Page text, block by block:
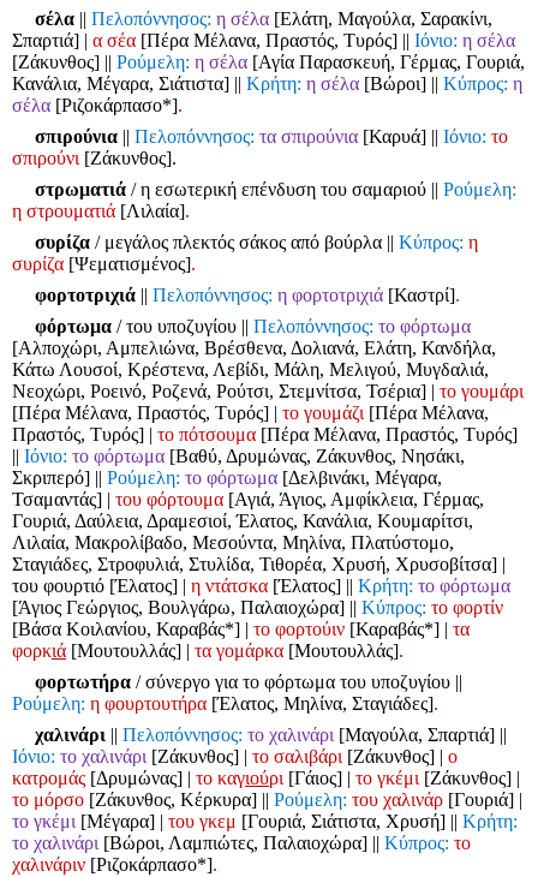
σέλα || Πελοπόννησος: η σέλα [Ελάτη, Μαγούλα, Σαρακίνι,
Σπαρτιά] | α σέα [Πέρα Μέλανα, Πραστός, Τυρός] || Ιόνιο: η σέλα
[Ζάκυνθος] || Ρούμελη: η σέλα [Αγία Παρασκευή, Γέρμας, Γουριά,
Κανάλια, Μέγαρα, Σιάτιστα] || Κρήτη: η σέλα [Βώροι] || Κύπρος: η
σέλα [Ριζοκάρπασο*].
σπιρούνια || Πελοπόννησος: τα σπιρούνια[Καρυά] || Ιόνιο: το
σπιρούνι [Ζάκυνθος].
στρωματιά/ η εσωτερική επένδυση του σαμαριού || Ρούμελη:
η στρουματιά [Λιλαία].
συρίζα/ μεγάλος πλεκτός σάκος από βούρλα || Κύπρος: η
συρίζα [Ψεματισμένος].
φορτοτριχιά || Πελοπόννησος: η φορτοτριχιά [Καστρί].
φόρτωμα/ του υποζυγίου || Πελοπόννησος: το φόρτωμα
[Αλποχώρι, Αμπελιώνα, Βρέσθενα, Δολιανά, Ελάτη, Κανδήλα,
Κάτω Λουσοί, Κρέστενα, Λεβίδι, Μάλη, Μελιγού, Μυγδαλιά,
Νεοχώρι, Ροεινό, Ροζενά, Ρούτσι, Στεμνίτσα, Τσέρια] | το γουμάρι
[Πέρα Μέλανα, Πραστός, Τυρός] | το γουμάζι [Πέρα Μέλανα,
Πραστός, Τυρός] | το πότσουμα [Πέρα Μέλανα, Πραστός, Τυρός]
|| Ιόνιο: το φόρτωμα [Βαθύ, Δρυμώνας, Ζάκυνθος, Νησάκι,
Σκριπερό] || Ρούμελη: το φόρτωμα [Δελβινάκι, Μέγαρα,
Τσαμαντάς] | του φόρτουμα [Αγιά, Άγιος, Αμφίκλεια, Γέρμας,
Γουριά, Δαύλεια, Δραμεσιοί, Έλατος, Κανάλια, Κουμαρίτσι,
Λιλαία, Μακρολίβαδο, Μεσούντα, Μηλίνα, Πλατύστομο,
Σταγιάδες, Στροφυλιά, Στυλίδα, Τιθορέα, Χρυσή, Χρυσοβίτσα] |
του φουρτιό [Έλατος] | η ντάτσκα [Έλατος] || Κρήτη: το φόρτωμα
[Άγιος Γεώργιος, Βουλγάρω, Παλαιοχώρα] || Κύπρος: το φορτίν
[Βάσα Κοιλανίου, Καραβάς*] | το φορτούιν [Καραβάς*] | τα
φορκιά [Μουτουλλάς] | τα γομάρκα [Μουτουλλάς].
φορτωτήρα/ σύνεργο για το φόρτωμα του υποζυγίου ||
Ρούμελη: η φουρτουτήρα [Έλατος, Μηλίνα, Σταγιάδες].
χαλινάρι || Πελοπόννησος: το χαλινάρι [Μαγούλα, Σπαρτιά] ||
Ιόνιο: το χαλινάρι [Ζάκυνθος] | το σαλιβάρι [Ζάκυνθος] | ο
κατρομάς [Δρυμώνας] | το καγιούρι [Γάιος] | το γκέμι [Ζάκυνθος] |
το μόρσο [Ζάκυνθος, Κέρκυρα] || Ρούμελη: του χαλινάρ [Γουριά] |
το γκέμι [Μέγαρα] | του γκεμ [Γουριά, Σιάτιστα, Χρυσή] || Κρήτη:
το χαλινάρι [Βώροι, Λαμπιώτες, Παλαιοχώρα] || Κύπρος: το
χαλινάριν [Ριζοκάρπασο*].